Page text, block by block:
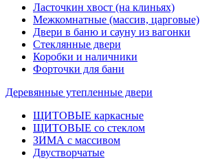
Ласточкин хвост (на клиньях)
Межкомнатные (массив, царговые)
Двери в баню и сауну из вагонки
Стеклянные двери
Коробки и наличники
Форточки для бани
Деревянные утепленные двери
ЩИТОВЫЕ каркасные
ЩИТОВЫЕ со стеклом
ЗИМА с массивом
Двустворчатые